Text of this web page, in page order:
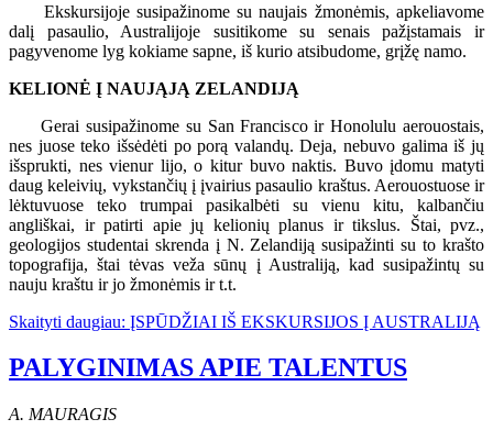
Ekskursijoje susipažinome su naujais žmonėmis, apkeliavome
dalį pasaulio, Australijoje susitikome su senais pažįstamais ir
pagyvenome lyg kokiame sapne, iš kurio atsibudome, grįžę namo.
KELIONĖ Į NAUJĄJĄ ZELANDIJĄ
Gerai susipažinome su San Francisco ir Honolulu aerouostais,
nes juose teko išsėdėti po porą valandų. Deja, nebuvo galima iš jų
išsprukti, nes vienur lijo, o kitur buvo naktis. Buvo įdomu matyti
daug keleivių, vykstančių į įvairius pasaulio kraštus. Aerouostuose ir
lėktuvuose teko trumpai pasikalbėti su vienu kitu, kalbančiu
angliškai, ir patirti apie jų kelionių planus ir tikslus. Štai, pvz.,
geologijos studentai skrenda į N. Zelandiją susipažinti su to krašto
topografija, štai tėvas veža sūnų į Australiją, kad susipažintų su
nauju kraštu ir jo žmonėmis ir t.t.
Skaityti daugiau: ĮSPŪDŽIAI IŠ EKSKURSIJOS Į AUSTRALIJĄ
PALYGINIMAS APIE TALENTUS
A. MAURAGIS